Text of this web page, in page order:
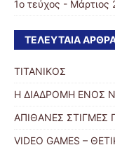
1ο τεύχος - Μάρτιος
ΤΕΛΕΥΤΑΊΑ
ΤΙΤΑΝΙΚΟΣ
Η ΔΙΑΔΡΟΜΗ ΕΝΟΣ
ΑΠΙΘΑΝΕΣ ΣΤΙΓΜΕΣ
VIDEO GAMES –